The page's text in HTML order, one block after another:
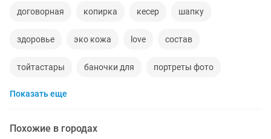
договорная копирка кесер шапку
здоровье эко кожа love состав
тойтастары баночки для портреты фото
глаз офис сотрудник
Показать еще
Похожие в городах